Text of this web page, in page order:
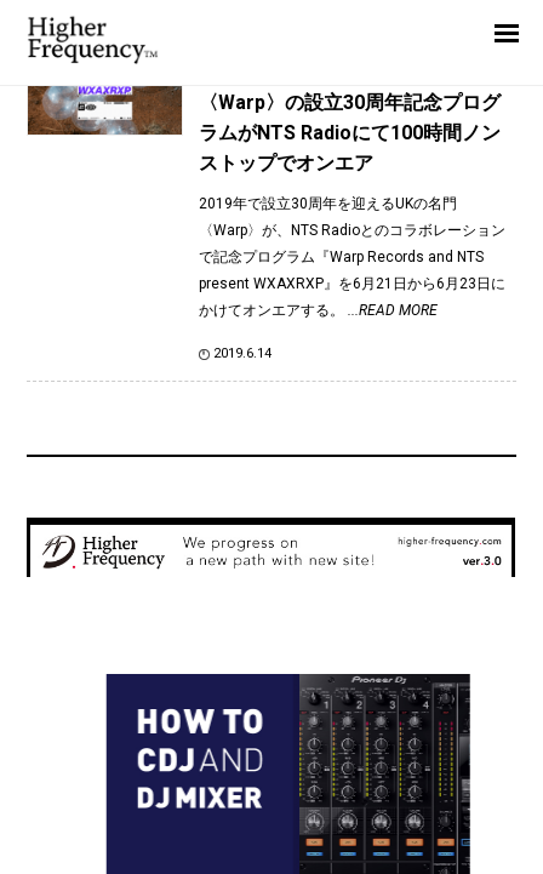
TAG: Gonjasufi
〈Warp〉の設立30周年記念プログ
ラムがNTS Radioにて100時間ノン
ストップでオンエア
2019年で設立30周年を迎えるUKの名門
〈Warp〉が、NTS Radioとのコラボレーション
で記念プログラム『Warp Records and NTS
present WXAXRXP』を6月21日から6月23日に
かけてオンエアする。 ...READ MORE
2019.6.14
News
Interview
Report